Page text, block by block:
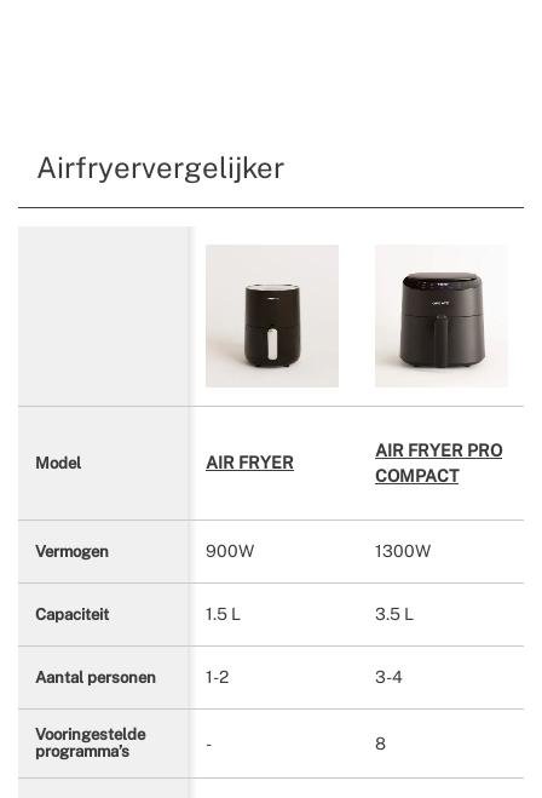
Airfryervergelijker
Model AIR FRYER
AIR FRYER PRO
COMPACT
Vermogen 900W 1300W
Capaciteit 1.5 L 3.5 L
Aantal personen 1-2 3-4
Vooringestelde
programma’s
- 8